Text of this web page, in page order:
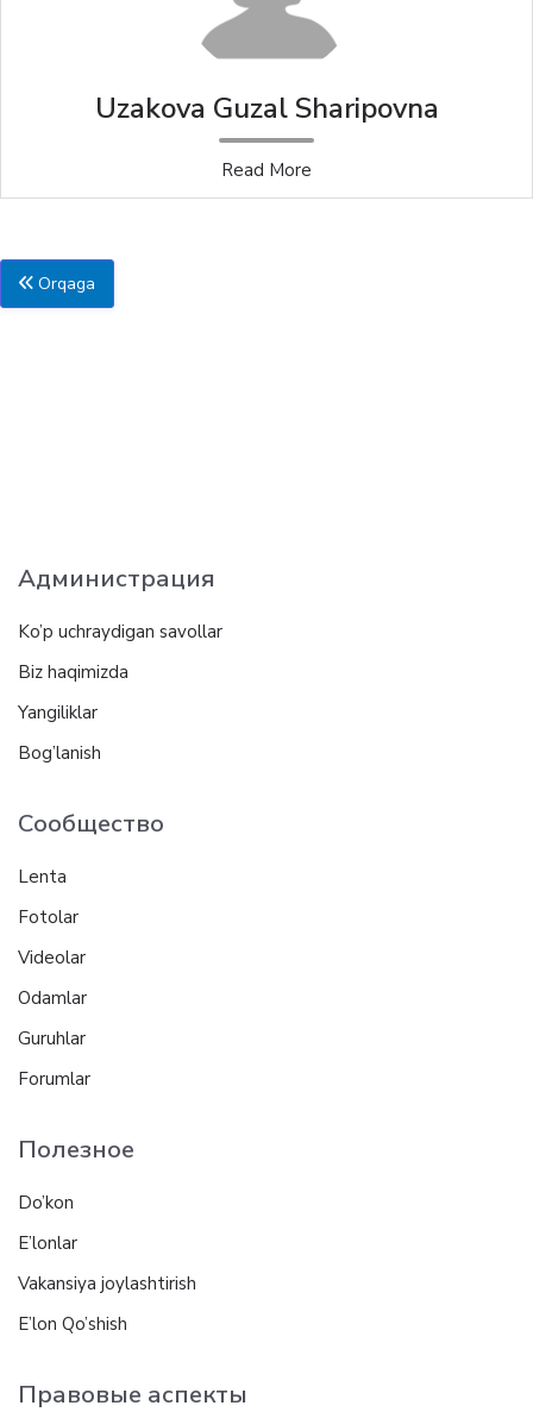
Uzakova Guzal Sharipovna
Read More
Orqaga
Администрация
Ko’p uchraydigan savollar
Biz haqimizda
Yangiliklar
Bog’lanish
Сообщество
Lenta
Fotolar
Videolar
Odamlar
Guruhlar
Forumlar
Полезное
Do’kon
E’lonlar
Vakansiya joylashtirish
E’lon Qo’shish
Правовые аспекты